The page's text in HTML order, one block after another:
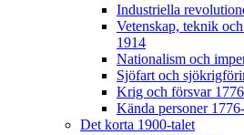
Industriella
Vetenskap, teknik
1914
Nationalism och
Sjöfart och
Krig och försvar
Kända personer
Det korta 1900-talet